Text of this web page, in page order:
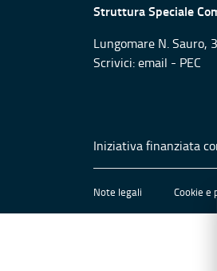
Struttura Speciale
Lungomare N. Sauro,
Scrivici:email - PEC
Iniziativa finanziata
Note legali Cookie e